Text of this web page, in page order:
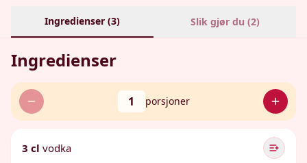
Ingredienser (3) Slik gjør du (2)
Ingredienser
1 porsjoner
3 cl vodka